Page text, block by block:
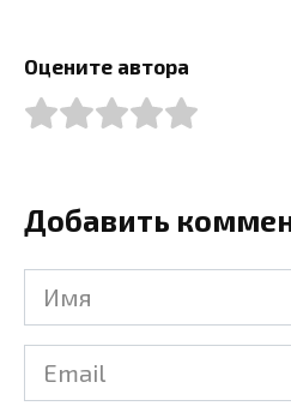
Оцените автора
Добавить
Имя
Email